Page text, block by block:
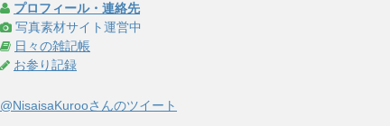
プロフィール・連絡先
写真素材サイト運営中
日々の雑記帳
お参り記録
@NisaisaKurooさんのツイート